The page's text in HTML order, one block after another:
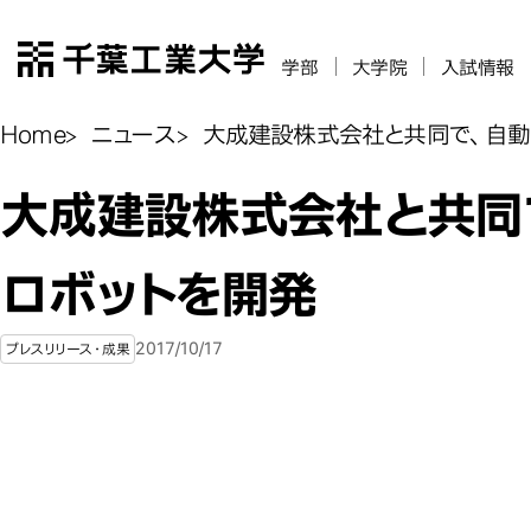
千葉工業大学
学部 大学院 入試情報
Home ニュース 大成建設株式会社と共同で、自
大成建設株式会社と共
ロボットを開発
プレスリリース・成果 2017/10/17